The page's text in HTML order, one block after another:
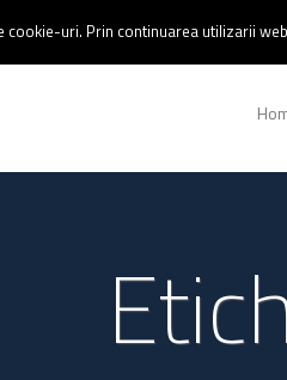
uri. Prin continuarea utilizarii